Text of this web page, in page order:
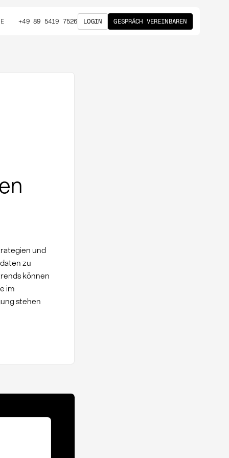
+49 89 5419 7526 LOGIN GESPRÄCH VEREINBAREN
und
zu
können
im
stehen